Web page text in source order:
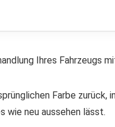
Ihres Fahrzeugs
Farbe
wie neu aussehen lässt.